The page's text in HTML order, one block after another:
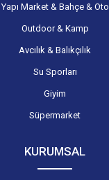
Yapı Market & Bahçe & Oto
Outdoor & Kamp
Avcılık & Balıkçılık
Su Sporları
Giyim
Süpermarket
KURUMSAL